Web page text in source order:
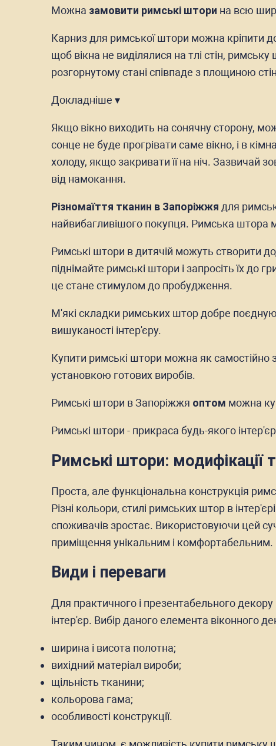
Можна замовити римські штори на всю
Карниз для римської штори можна кріпити
щоб вікна не виділялися на тлі стін,
розгорнутому стані співпаде з площиною
Докладніше ▾
Якщо вікно виходить на сонячну сторону,
сонце не буде прогрівати саме вікно, і в
холоду, якщо закривати її на ніч. Зазвичай
від намокання.
Різномаїття тканин в Запоріжжя для
найвибагливішого покупця. Римська штора
Римські штори в дитячій можуть створити
піднімайте римські штори і запросіть їх до
це стане стимулом до пробудження.
М'які складки римських штор добре
вишуканості інтер'єру.
Купити римські штори можна як
установкою готових виробів.
Римські штори в Запоріжжя оптом можна
Римські штори - прикраса будь-якого
Римські штори: модифікації
Проста, але функціональна конструкція
Різні кольори, стилі римських штор в
споживачів зростає. Використовуючи цей
приміщення унікальним і комфортабельним.
Види і переваги
Для практичного і презентабельного
інтер'єр. Вибір даного елемента віконного
ширина і висота полотна;
вихідний матеріал вироби;
щільність тканини;
кольорова гама;
особливості конструкції.